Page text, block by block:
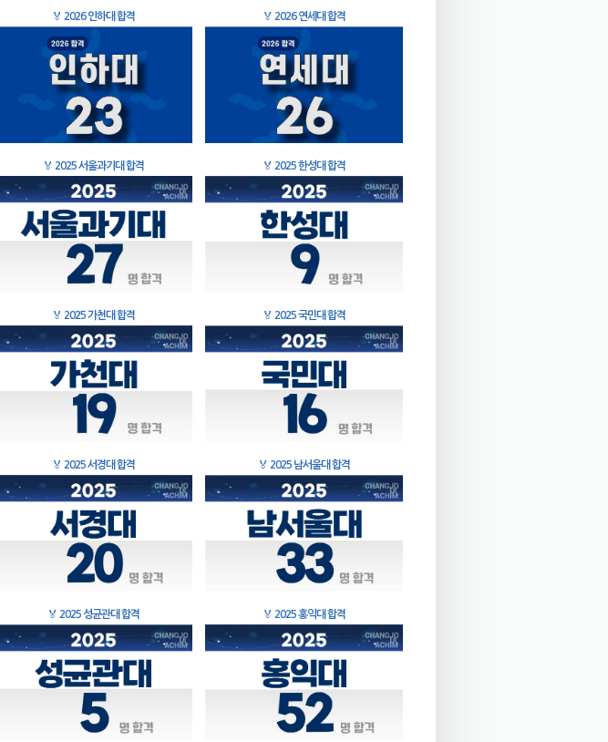
🏅 2026 인하대 합격 🏅 2026 연세대 합격
🏅 2025 서울과기대 합격 🏅 2025 한성대 합격
🏅 2025 가천대 합격 🏅 2025 국민대 합격
🏅 2025 서경대 합격 🏅 2025 남서울대 합격
🏅 2025 성균관대 합격 🏅 2025 홍익대 합격